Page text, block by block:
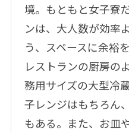
境。もともと女子寮
ンは、大人数が効率
う、スペースに余裕
レストランの厨房の
務用サイズの大型冷
子レンジはもちろん
もある。また、お皿